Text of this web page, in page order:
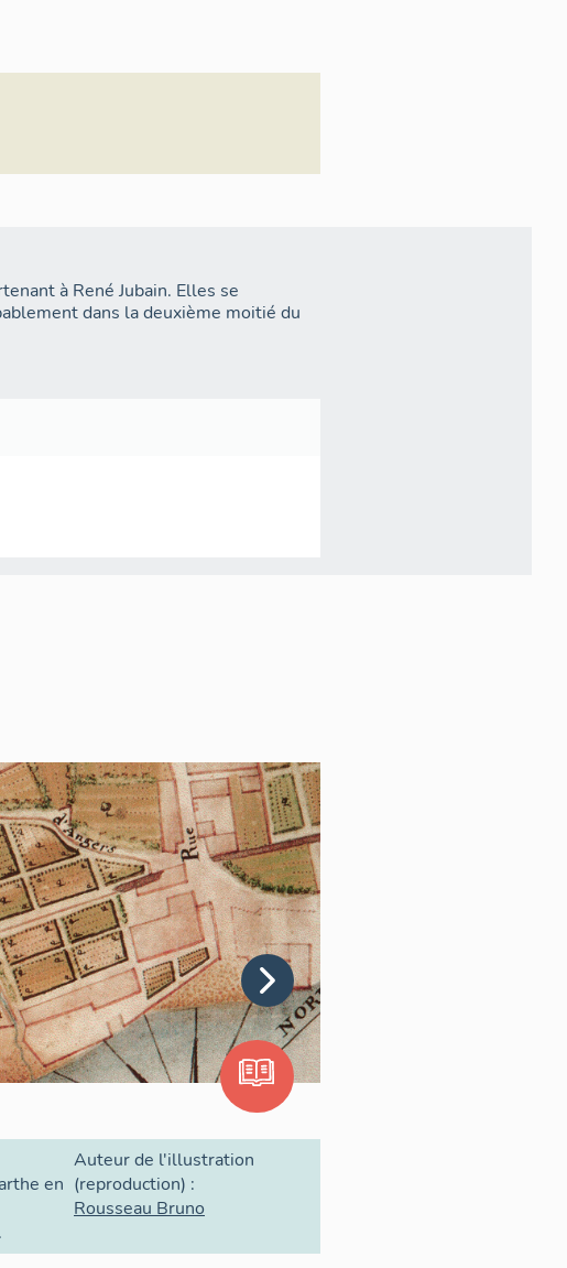
Européenne de Tannage (CET) qui
Ces deux entreprises,
partie des activités exercées
à René Jubain. Elles se
dans la deuxième moitié du
en
Auteur de l'illustration
(reproduction) :
Rousseau Bruno